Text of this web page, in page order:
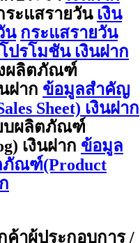
ระแสรายวัน เงิน
น กระแสรายวัน
โปรโมชัน เงินฝาก
ผลิตภัณฑ์
ฝาก ข้อมูลสำคัญ
Sheet) เงินฝาก
บผลิตภัณฑ์
เงินฝาก ข้อมูล
ภัณฑ์(Product
าผู้ประกอบการ /